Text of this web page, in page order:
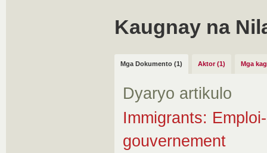
Kaugnay na
Mga Dokumento (1) Aktor (1) Mga
Dyaryo artikulo
Immigrants:
gouvernement